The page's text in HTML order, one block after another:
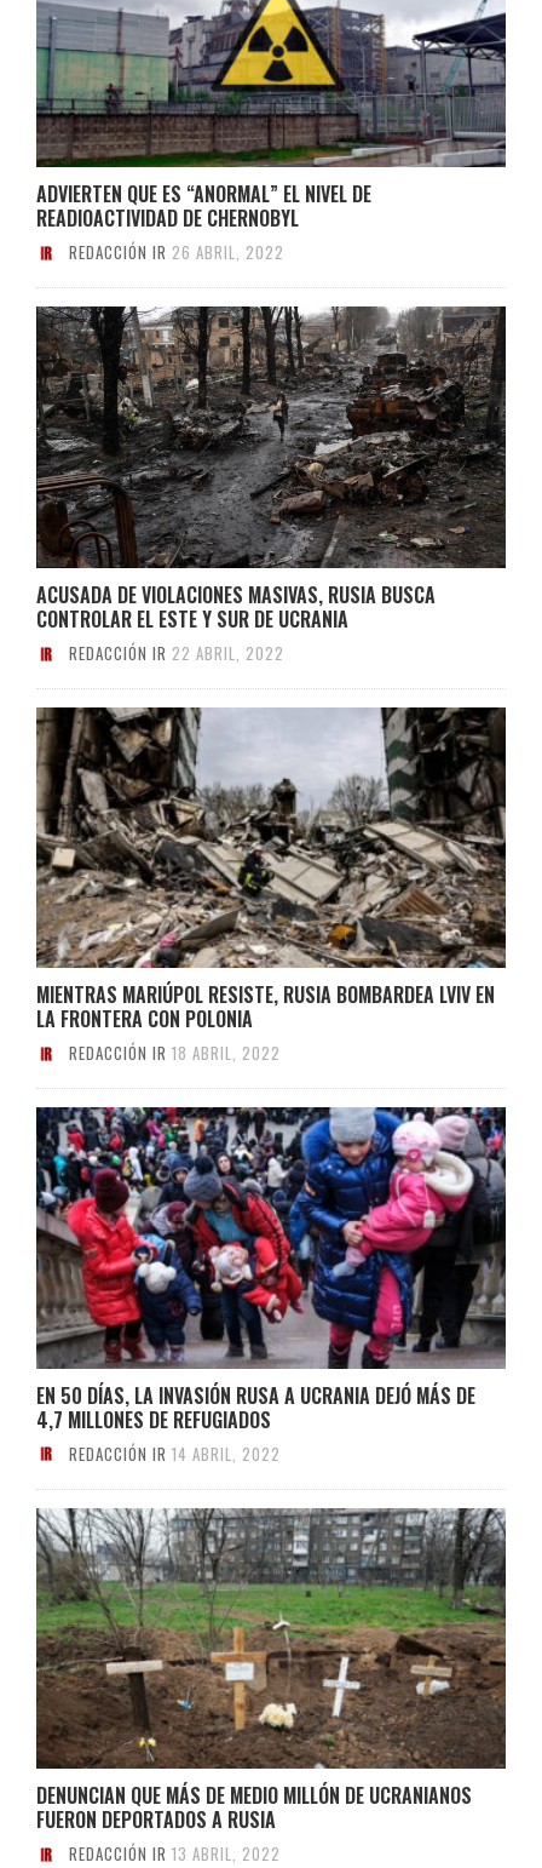
ADVIERTEN QUE ES “ANORMAL” EL NIVEL DE
READIOACTIVIDAD DE CHERNOBYL
REDACCIÓN IR 26 ABRIL, 2022
ACUSADA DE VIOLACIONES MASIVAS, RUSIA BUSCA
CONTROLAR EL ESTE Y SUR DE UCRANIA
REDACCIÓN IR 22 ABRIL, 2022
MIENTRAS MARIÚPOL RESISTE, RUSIA BOMBARDEA LVIV EN
LA FRONTERA CON POLONIA
REDACCIÓN IR 18 ABRIL, 2022
EN 50 DÍAS, LA INVASIÓN RUSA A UCRANIA DEJÓ MÁS DE
4,7 MILLONES DE REFUGIADOS
REDACCIÓN IR 14 ABRIL, 2022
DENUNCIAN QUE MÁS DE MEDIO MILLÓN DE UCRANIANOS
FUERON DEPORTADOS A RUSIA
REDACCIÓN IR 13 ABRIL, 2022